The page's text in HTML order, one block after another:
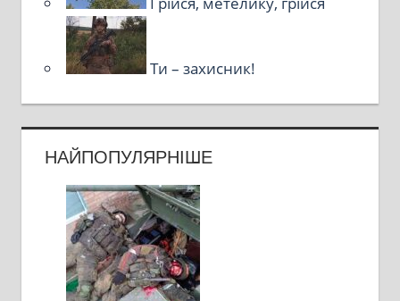
Ти – захисник!
НАЙПОПУЛЯРНІШЕ